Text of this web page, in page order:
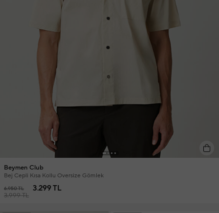
Beymen Club
Bej Cepli Kısa Kollu Oversize Gömlek
6.950 TL
3.999 TL
3.299 TL